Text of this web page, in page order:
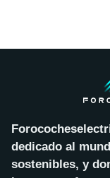
dedicado al
sostenibles, y